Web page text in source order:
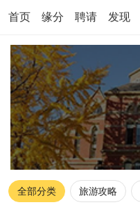
首页 缘分 聘请 发现
全部分类 旅游攻略